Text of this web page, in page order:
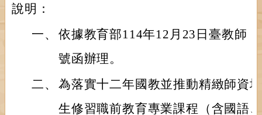
說明：
一、 依據教育部114年12月23日臺教師
號函辦理。
二、 為落實十二年國教並推動精緻師資
生修習職前教育專業課程（含國語